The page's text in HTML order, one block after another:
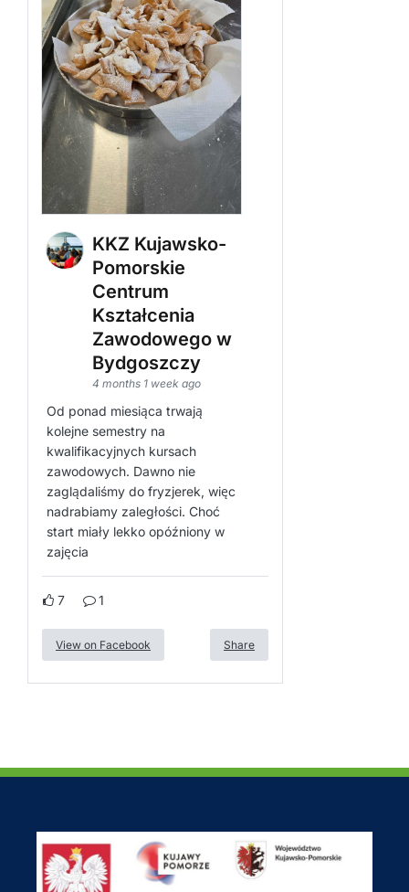
KKZ Kujawsko-
Pomorskie
Centrum
Kształcenia
Zawodowego w
Bydgoszczy
4 months 1 week ago
Od ponad miesiąca trwają
kolejne semestry na
kwalifikacyjnych kursach
zawodowych. Dawno nie
zaglądaliśmy do fryzjerek, więc
nadrabiamy zaległości. Choć
start miały lekko opóźniony w
zajęcia
7 1
View on Facebook Share